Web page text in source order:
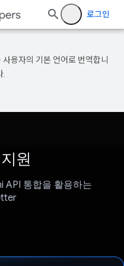
로그인
용자의 기본 언어로 번역합니
.
원
API 통합을 활용하는